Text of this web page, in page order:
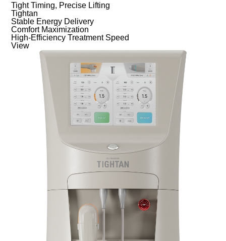
Tight Timing, Precise Lifting
Tightan
Stable Energy Delivery
Comfort Maximization
High-Efficiency Treatment Speed
View